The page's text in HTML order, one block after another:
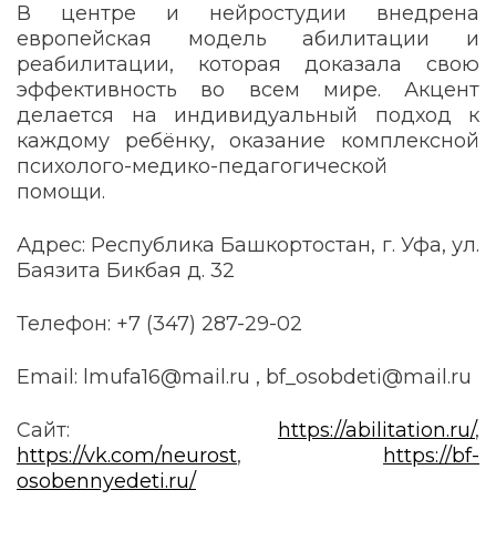
В центре и нейростудии внедрена
европейская модель абилитации и
реабилитации, которая доказала свою
эффективность во всем мире. Акцент
делается на индивидуальный подход к
каждому ребёнку, оказание комплексной
психолого-медико-педагогической
помощи.
Адрес: Республика Башкортостан, г. Уфа, ул.
Баязита Бикбая д. 32
Телефон: +7 (347) 287-29-02
Email: lmufa16@mail.ru , bf_osobdeti@mail.ru
Сайт: https://abilitation.ru/,
https://vk.com/neurost,
https://bf-
osobennyedeti.ru/